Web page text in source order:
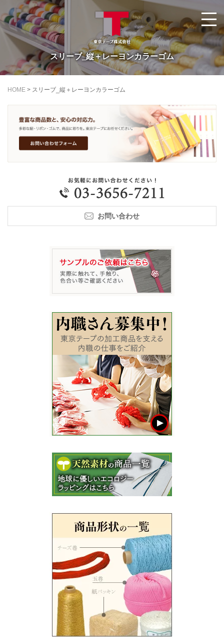
スリーブ_縦＋レーヨンカラーゴム
HOME > スリーブ_縦＋レーヨンカラーゴム
お問い合わせ